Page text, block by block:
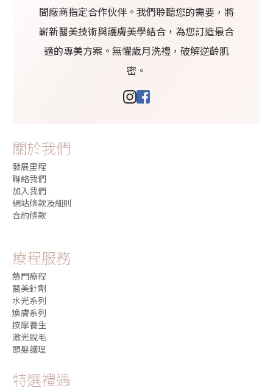
間廠商指定合作伙伴。我們聆聽您的需要，將
嶄新醫美技術與護膚美學結合，為您訂造最合
適的專美方案。無懼歲月洗禮，破解逆齡肌
密。
關於我們
發展里程
聯絡我們
加入我們
網站條款及細則
合約條款
療程服務
熱門療程
醫美針劑
水光系列
煥膚系列
按摩養生
激光脫毛
頭髮護理
特選禮遇